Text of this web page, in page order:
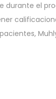
durante el